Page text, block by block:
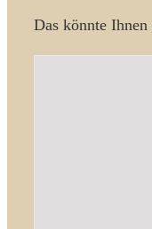
Das könnte